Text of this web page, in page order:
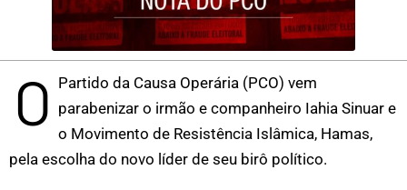
O Partido da Causa Operária (PCO) vem
parabenizar o irmão e companheiro Iahia Sinuar e
o Movimento de Resistência Islâmica, Hamas,
pela escolha do novo líder de seu birô político.